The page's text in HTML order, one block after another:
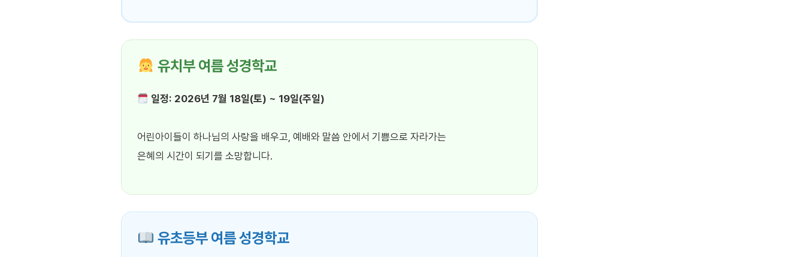
유치부 여름 성경학교
일정: 2026년 7월 18일(토) ~ 19일(주일)
어린아이들이 하나님의 사랑을 배우고, 예배와 말씀 안에서 기쁨으로 자라가는
은혜의 시간이 되기를 소망합니다.
유초등부 여름 성경학교